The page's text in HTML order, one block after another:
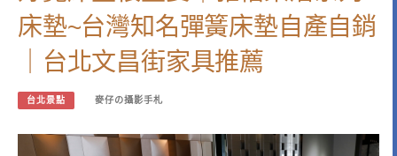
床墊~台灣知名彈簧床墊自產自銷
｜台北文昌街家具推薦
台北景點 麥仔の攝影手札